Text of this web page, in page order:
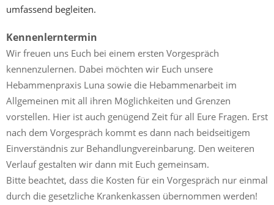
umfassend begleiten.
Kennenlerntermin
Wir freuen uns Euch bei einem ersten Vorgespräch
kennenzulernen. Dabei möchten wir Euch unsere
Hebammenpraxis Luna sowie die Hebammenarbeit im
Allgemeinen mit all ihren Möglichkeiten und Grenzen
vorstellen. Hier ist auch genügend Zeit für all Eure Fragen. Erst
nach dem Vorgespräch kommt es dann nach beidseitigem
Einverständnis zur Behandlungvereinbarung. Den weiteren
Verlauf gestalten wir dann mit Euch gemeinsam.
Bitte beachtet, dass die Kosten für ein Vorgespräch nur einmal
durch die gesetzliche Krankenkassen übernommen werden!